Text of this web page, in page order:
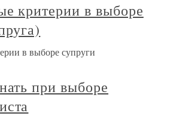
критерии в выборе
в выборе супруги
при выборе